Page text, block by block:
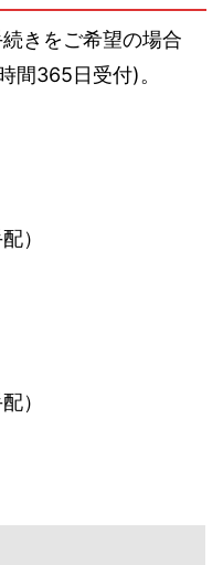
続きをご希望の場合
間365日受付)。
）
）